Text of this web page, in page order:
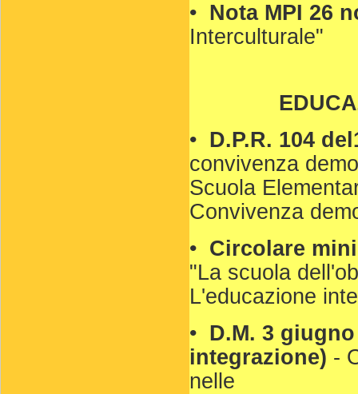
• Nota MPI 26
Interculturale"
• D.P.R. 104
convivenza
Scuola
Convivenza
• Circolare
"La scuola
L'educazione
• D.M. 3
integrazione) -
nelle